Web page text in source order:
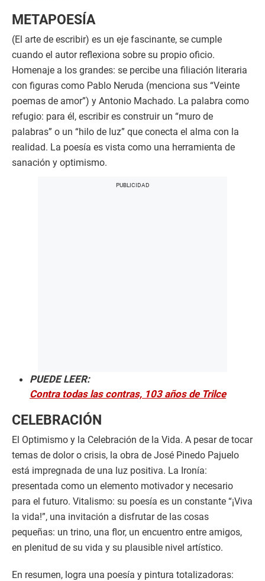
METAPOESÍA
(El arte de escribir) es un eje fascinante, se cumple
cuando el autor reflexiona sobre su propio oficio.
Homenaje a los grandes: se percibe una filiación literaria
con figuras como Pablo Neruda (menciona sus “Veinte
poemas de amor”) y Antonio Machado. La palabra como
refugio: para él, escribir es construir un “muro de
palabras” o un “hilo de luz” que conecta el alma con la
realidad. La poesía es vista como una herramienta de
sanación y optimismo.
PUEDE LEER:
Contra todas las contras, 103 años de Trilce
CELEBRACIÓN
El Optimismo y la Celebración de la Vida. A pesar de tocar
temas de dolor o crisis, la obra de José Pinedo Pajuelo
está impregnada de una luz positiva. La Ironía:
presentada como un elemento motivador y necesario
para el futuro. Vitalismo: su poesía es un constante “¡Viva
la vida!”, una invitación a disfrutar de las cosas
pequeñas: un trino, una flor, un encuentro entre amigos,
en plenitud de su vida y su plausible nivel artístico.
En resumen, logra una poesía y pintura totalizadoras: